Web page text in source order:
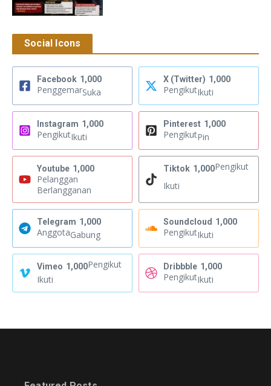
Social Icons
Facebook 1,000
PenggemarSuka
X (Twitter) 1,000
PengikutIkuti
Instagram 1,000
PengikutIkuti
Pinterest 1,000
PengikutPin
Youtube 1,000
Pelanggan
Berlangganan
Tiktok 1,000Pengikut
Ikuti
Telegram 1,000
AnggotaGabung
Soundcloud 1,000
PengikutIkuti
Vimeo 1,000Pengikut
Ikuti
Dribbble 1,000
PengikutIkuti